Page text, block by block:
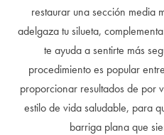
restaurar una sección media
adelgaza tu silueta,
te ayuda a sentirte más
procedimiento es popular
proporcionar resultados de por
estilo de vida saludable, para
barriga plana que